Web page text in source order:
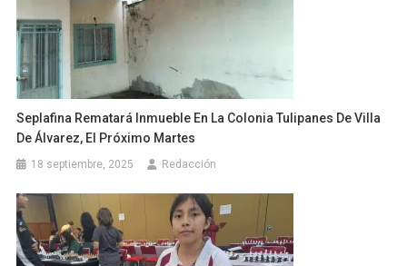
Seplafina Rematará Inmueble En La Colonia Tulipanes De Villa
De Álvarez, El Próximo Martes
18 septiembre, 2025 Redacción